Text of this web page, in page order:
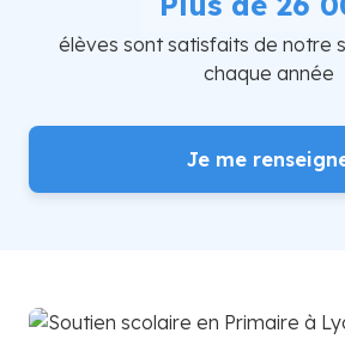
élèves sont satisfaits de notre
chaque année
Je me